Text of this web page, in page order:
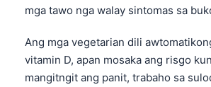
mga tawo nga walay sintomas sa
Ang mga vegetarian dili
vitamin D, apan mosaka ang risgo
mangitngit ang panit, trabaho sa
كوردی‎
پښتو
සිංහල